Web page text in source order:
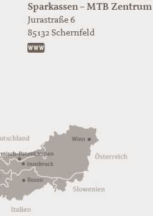
Sparkassen – MTB Zentrum
Jurastraße 6
85132 Schernfeld